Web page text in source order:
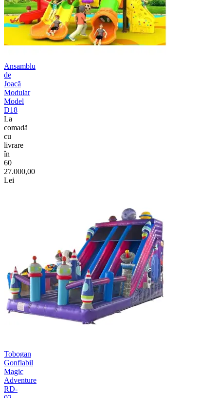
Ansamblu
de
Joacă
Modular
Model
D18
La
comadã
cu
livrare
în
60
27.000,00
Lei
Tobogan
Gonflabil
Magic
Adventure
RD-